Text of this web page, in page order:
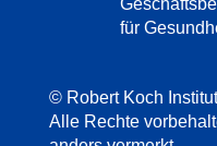
für
© Robert Koch Institut
Alle Rechte